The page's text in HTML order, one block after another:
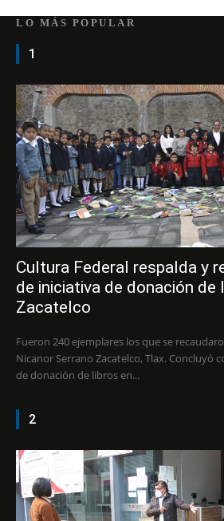
LO MÁS POPULAR
1
Cultura Federal respalda y
de iniciativa de donación de
Zacatelco
Fueron 240 ejemplares los que se
Nicanor Serrano Zacatelco, Tlax. Concluyó con gran éxito la campaña
de donación de libros en...
2